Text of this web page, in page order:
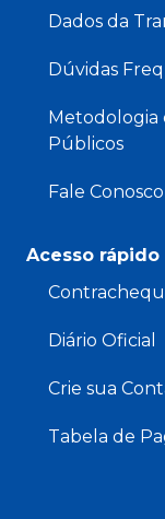
Dados da
Dúvidas
Metodologia
Públicos
Fale Conosco
Acesso rápido
Diário Oficial
Crie sua
Tabela de